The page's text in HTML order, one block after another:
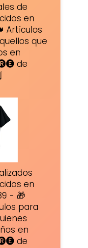
de
en
Artículos
que
en
de
en
- 🎁
para
en
de